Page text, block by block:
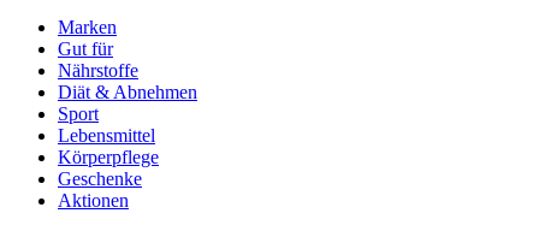
Marken
Gut für
Nährstoffe
Diät & Abnehmen
Sport
Lebensmittel
Körperpflege
Geschenke
Aktionen